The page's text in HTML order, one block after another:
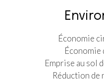
Économie
Économie
Emprise au sol
Réduction de